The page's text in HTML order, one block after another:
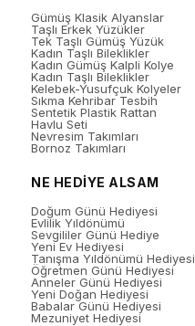
Gümüş Klasik Alyanslar
Taşlı Erkek Yüzükler
Tek Taşlı Gümüş Yüzük
Kadın Taşlı Bileklikler
Kadın Gümüş Kalpli Kolye
Kadın Taşlı Bileklikler
Kelebek-Yusufçuk Kolyeler
Sıkma Kehribar Tesbih
Sentetik Plastik Rattan
Havlu Seti
Nevresim Takımları
Bornoz Takımları
NE HEDİYE ALSAM
Doğum Günü Hediyesi
Evlilik Yıldönümü
Sevgililer Günü Hediye
Yeni Ev Hediyesi
Tanışma Yıldönümü Hediyesi
Öğretmen Günü Hediyesi
Anneler Günü Hediyesi
Yeni Doğan Hediyesi
Babalar Günü Hediyesi
Mezuniyet Hediyesi